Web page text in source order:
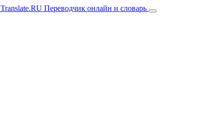
Translate.RU Переводчик онлайн и словарь